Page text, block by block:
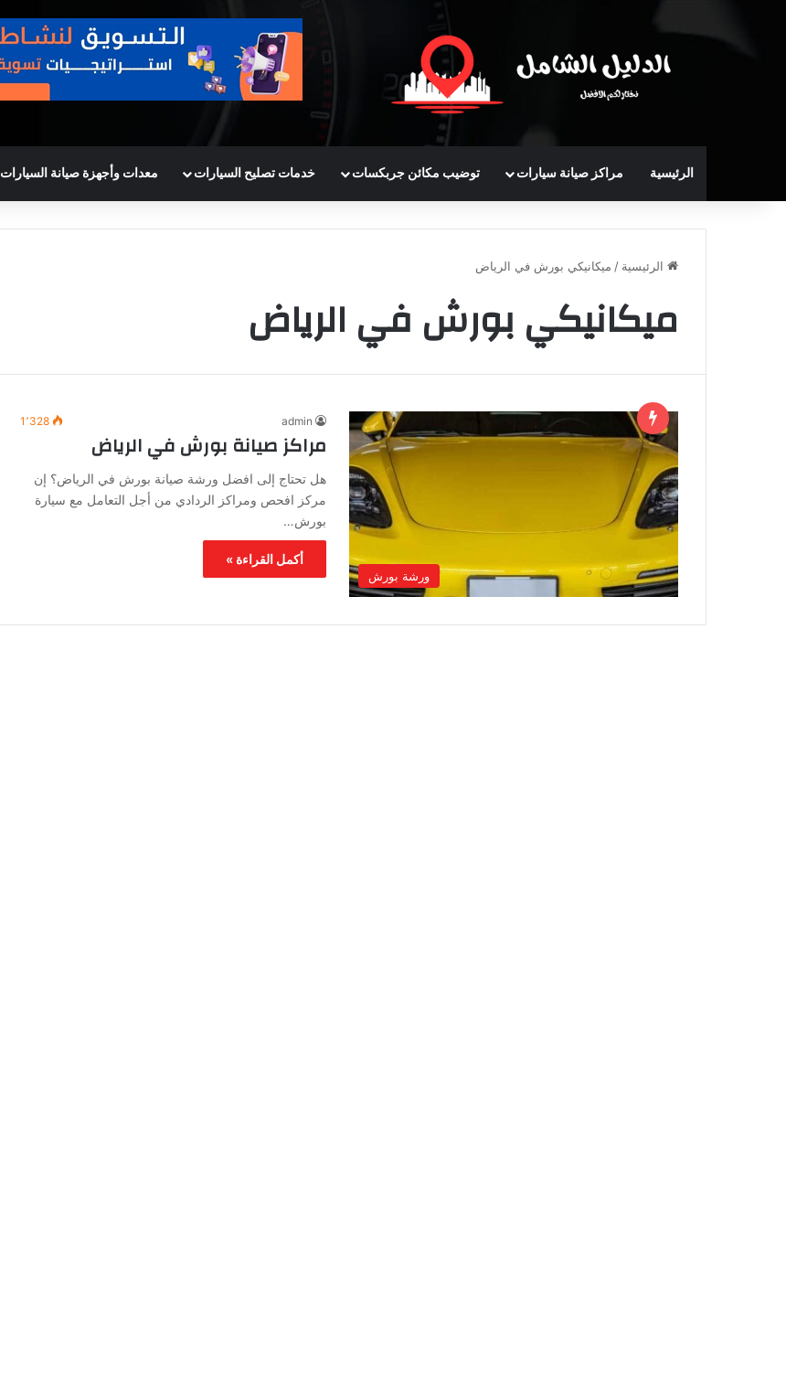
الرئيسية مراكز صيانة سيارات توضيب مكائن جربكسات خدمات تصليح السيارات معدات وأجهزة صيانة السيارات
الرئيسية / ميكانيكي بورش في الرياض
ميكانيكي بورش في الرياض
ورشة بورش
admin 1٬328
مراكز صيانة بورش في الرياض
هل تحتاج إلى افضل ورشة صيانة بورش في الرياض؟ إن
مركز افحص ومراكز الردادي من أجل التعامل مع سيارة
بورش…
أكمل القراءة »